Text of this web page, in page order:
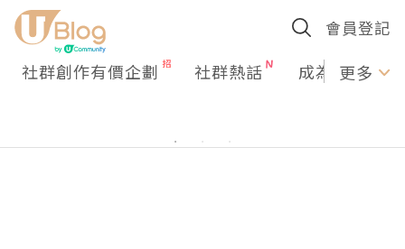
會員登記
社群創作有價企劃 社群熱話 成為U更多